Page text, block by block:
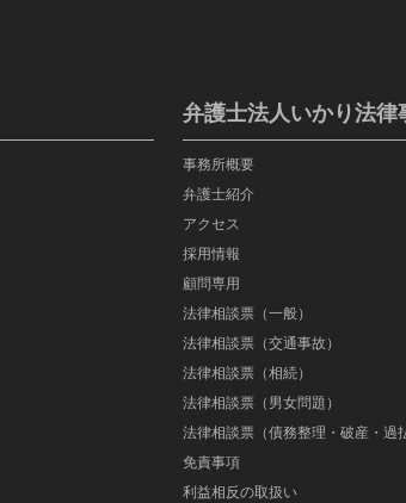
弁護士法人いかり法律
事務所概要
弁護士紹介
アクセス
採用情報
顧問専用
法律相談票（一般）
法律相談票（交通事故）
法律相談票（相続）
法律相談票（男女問題）
法律相談票（債務整理・破産・過
免責事項
利益相反の取扱い